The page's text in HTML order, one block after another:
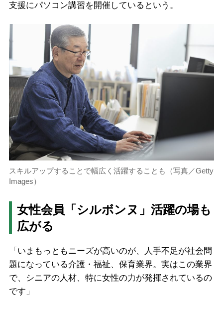
支援にパソコン講習を開催しているという。
スキルアップすることで幅広く活躍することも（写真／Getty
Images）
女性会員「シルボンヌ」活躍の場も
広がる
「いまもっともニーズが高いのが、人手不足が社会問
題になっている介護・福祉、保育業界。実はこの業界
で、シニアの人材、特に女性の力が発揮されているの
です」